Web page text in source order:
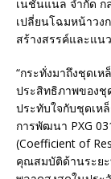
เนชั่นแนล จำกัด ก
เปลี่ยนโฉมหน้าวง
สร้างสรรค์และแน
“กระทั่งมาถึงชุดเ
ประสิทธิภาพของชุ
ประทับใจกับชุดเห
การพัฒนา PXG
(Coefficient of
คุณสมบัติด้านระยะ